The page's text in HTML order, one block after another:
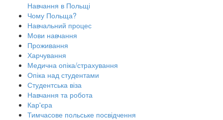
Навчання в Польщі
Чому Польща?
Навчальний процес
Мови навчання
Проживання
Харчування
Медична опіка/страхування
Опіка над студентами
Студентська віза
Навчання та робота
Кар'єра
Тимчасове польське посвідчення